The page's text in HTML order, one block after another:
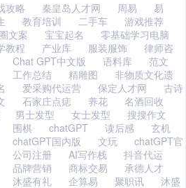
攻略 秦皇岛人才网 周易
易
教育培训 二手车
游戏推荐
文案 宝宝起名
零基础学习电脑
教程 产业库 服装服饰
律师咨
Chat GPT中文版 语料库
范文
工作总结 精雕图
非物质文化遗
爱采购代运营 保定人才网
古诗
石家庄点痣 养花
名酒回收
男士发型 女士发型
搜搜作文
围棋 chatGPT 读后感
玄机
chatGPT国内版 文玩
chatGPT官
公司注册 AI写作栈
抖音代运
品牌营销 商标交易
承德人才
沐盛有礼 企算易 聚职讯
沐盛